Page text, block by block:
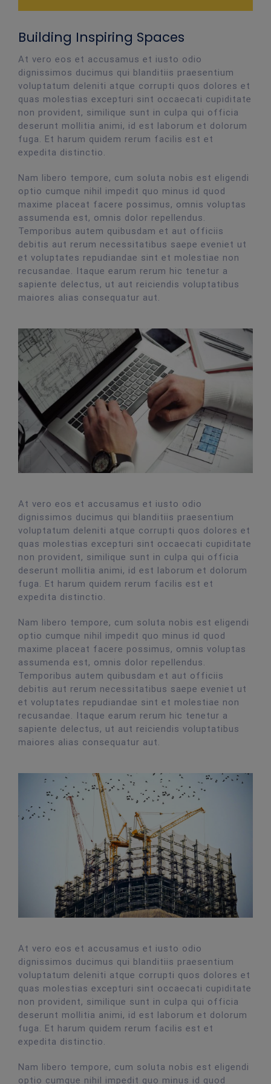
Building Inspiring Spaces
At vero eos et accusamus et iusto odio
dignissimos ducimus qui blanditiis praesentium
voluptatum deleniti atque corrupti quos dolores et
quas molestias excepturi sint occaecati cupiditate
non provident, similique sunt in culpa qui officia
deserunt mollitia animi, id est laborum et dolorum
fuga. Et harum quidem rerum facilis est et
expedita distinctio.
Nam libero tempore, cum soluta nobis est eligendi
optio cumque nihil impedit quo minus id quod
maxime placeat facere possimus, omnis voluptas
assumenda est, omnis dolor repellendus.
Temporibus autem quibusdam et aut officiis
debitis aut rerum necessitatibus saepe eveniet ut
et voluptates repudiandae sint et molestiae non
recusandae. Itaque earum rerum hic tenetur a
sapiente delectus, ut aut reiciendis voluptatibus
maiores alias consequatur aut.
At vero eos et accusamus et iusto odio
dignissimos ducimus qui blanditiis praesentium
voluptatum deleniti atque corrupti quos dolores et
quas molestias excepturi sint occaecati cupiditate
non provident, similique sunt in culpa qui officia
deserunt mollitia animi, id est laborum et dolorum
fuga. Et harum quidem rerum facilis est et
expedita distinctio.
Nam libero tempore, cum soluta nobis est eligendi
optio cumque nihil impedit quo minus id quod
maxime placeat facere possimus, omnis voluptas
assumenda est, omnis dolor repellendus.
Temporibus autem quibusdam et aut officiis
debitis aut rerum necessitatibus saepe eveniet ut
et voluptates repudiandae sint et molestiae non
recusandae. Itaque earum rerum hic tenetur a
sapiente delectus, ut aut reiciendis voluptatibus
maiores alias consequatur aut.
At vero eos et accusamus et iusto odio
dignissimos ducimus qui blanditiis praesentium
voluptatum deleniti atque corrupti quos dolores et
quas molestias excepturi sint occaecati cupiditate
non provident, similique sunt in culpa qui officia
deserunt mollitia animi, id est laborum et dolorum
fuga. Et harum quidem rerum facilis est et
expedita distinctio.
Nam libero tempore, cum soluta nobis est eligendi
optio cumque nihil impedit quo minus id quod